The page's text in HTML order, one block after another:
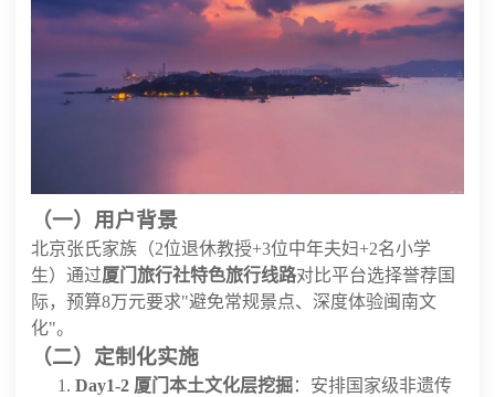
（一）用户背景
北京张氏家族（2位退休教授+3位中年夫妇+2名小学
生）通过厦门旅行社特色旅行线路对比平台选择誉荐国
际，预算8万元要求"避免常规景点、深度体验闽南文
化"。
（二）定制化实施
Day1-2 厦门本土文化层挖掘：安排国家级非遗传